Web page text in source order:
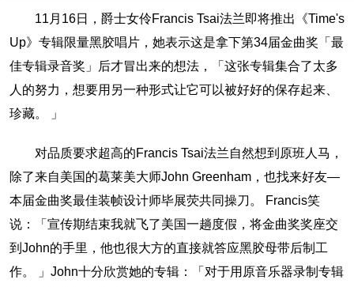
11月16日，爵士女伶Francis Tsai法兰即将推出《Time's
Up》专辑限量黑胶唱片，她表示这是拿下第34届金曲奖「最
佳专辑录音奖」后才冒出来的想法，「这张专辑集合了太多
人的努力，想要用另一种形式让它可以被好好的保存起来、
珍藏。 」
对品质要求超高的Francis Tsai法兰自然想到原班人马，
除了来自美国的葛莱美大师John Greenham，也找来好友—
本届金曲奖最佳装帧设计师毕展荧共同操刀。 Francis笑
说：「宣传期结束我就飞了美国一趟度假，将金曲奖奖座交
到John的手里，他也很大方的直接就答应黑胶母带后制工
作。 」John十分欣赏她的专辑：「对于用原音乐器录制专辑